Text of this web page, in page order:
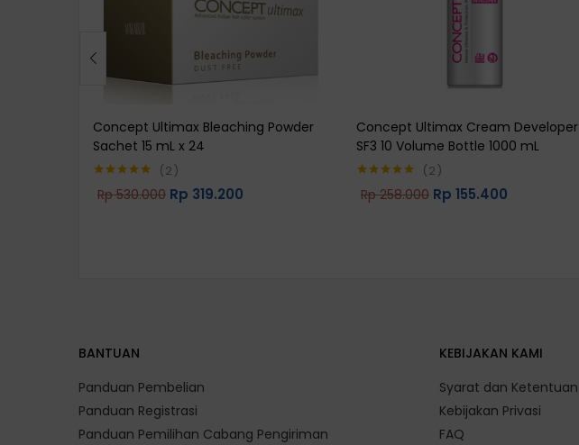
Concept Ultimax Bleaching Powder
Sachet 15 mL x 24
Rated5.00
2
Rp530.000 Rp 319.200
Concept Ultimax Cream Developer
SF3 10 Volume Bottle 1000 mL
Rated5.00
2
Rp258.000 Rp 155.400
BANTUAN
Panduan Pembelian
Panduan Registrasi
Panduan Pemilihan Cabang Pengiriman
KEBIJAKAN KAMI
Syarat dan Ketentuan
Kebijakan Privasi
FAQ